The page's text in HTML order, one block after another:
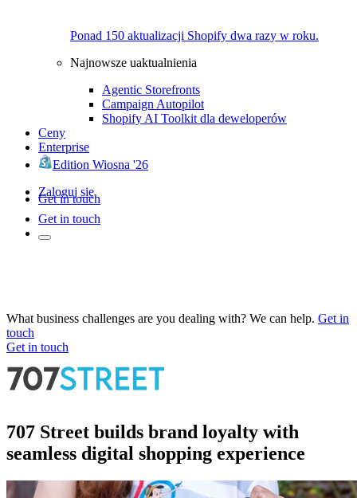
Ponad 150 aktualizacji Shopify dwa razy w roku.
Najnowsze uaktualnienia
Agentic Storefronts
Campaign Autopilot
Shopify AI Toolkit dla deweloperów
Ceny
Enterprise
Edition Wiosna '26
Zaloguj się
Get in touch
Get in touch
What business challenges are you dealing with? We can help. Get in
touch
Get in touch
707 Street builds brand loyalty with
seamless digital shopping experience